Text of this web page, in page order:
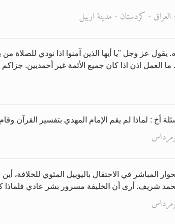
العراق - كردستان - مدينة اربيل
يقول عز وجل "يا أيها الذين آمنوا اذا نودي للصلاة
ما العمل اذن اذا كان جميع الأئمة غير أحمديين.
أخ : لماذا لم يقم الإمام المهدي بتفسير القرآن
المباشر في الاحتفال باليوبيل المئوي
محمد شريف. أرى أن الخليفة مسرور بشر عادي فلماذا